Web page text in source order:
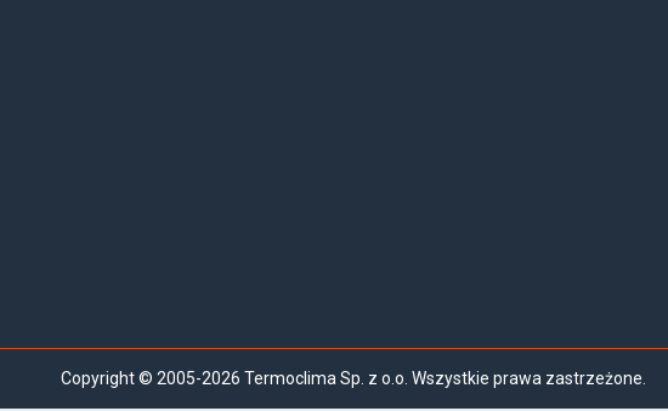
Copyright © 2005-2026 Termoclima Sp. z o.o. Wszystkie prawa zastrzeżone.